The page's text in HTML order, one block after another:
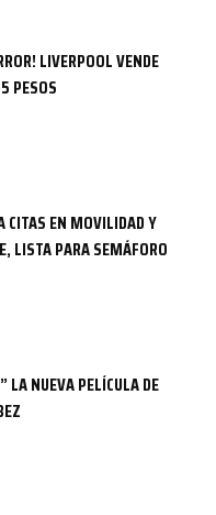
LIVERPOOL VENDE
PESOS
CITAS EN MOVILIDAD Y
LISTA PARA SEMÁFORO
LA NUEVA PELÍCULA DE